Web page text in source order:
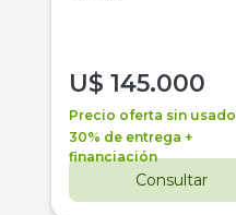
U$ 145.000
Precio oferta sin usado
30% de entrega +
financiación
Consultar